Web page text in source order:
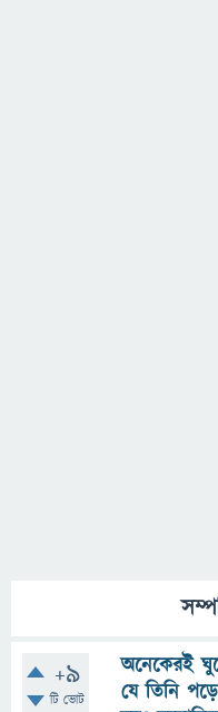
+9
টি ভোট
অনেকেরই
যে তিনি